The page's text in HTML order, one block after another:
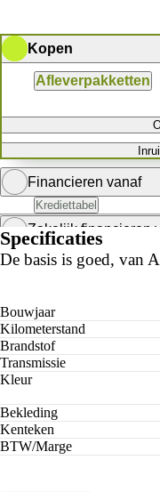
Kopen
Afleverpakketten
Financieren vanaf
Krediettabel
Zakelijk financieren
Specificaties
De basis is goed, van
Bouwjaar
Kilometerstand
Brandstof
Transmissie
Kleur
Bekleding
Kenteken
BTW/Marge